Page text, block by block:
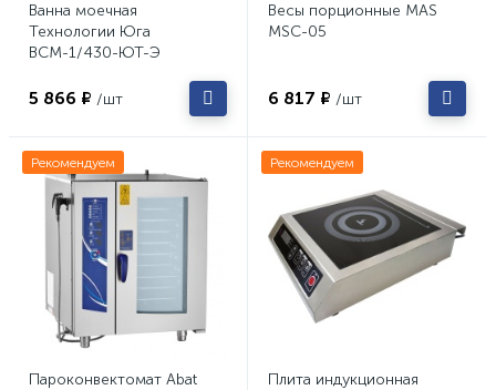
Ванна моечная
Технологии Юга
ВСМ-1/430-ЮТ-Э
5 866 ₽ /шт
Весы порционные MAS
MSC-05
6 817 ₽ /шт
Рекомендуем
Пароконвектомат Abat
Рекомендуем
Плита индукционная